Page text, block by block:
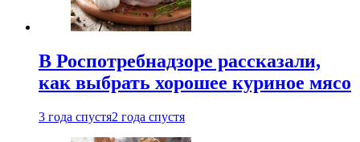
В Роспотребнадзоре рассказали,
как выбрать хорошее куриное мясо
3 года спустя2 года спустя